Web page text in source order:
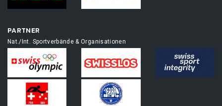
PARTNER
Nat./Int. Sportverbände & Organisationen